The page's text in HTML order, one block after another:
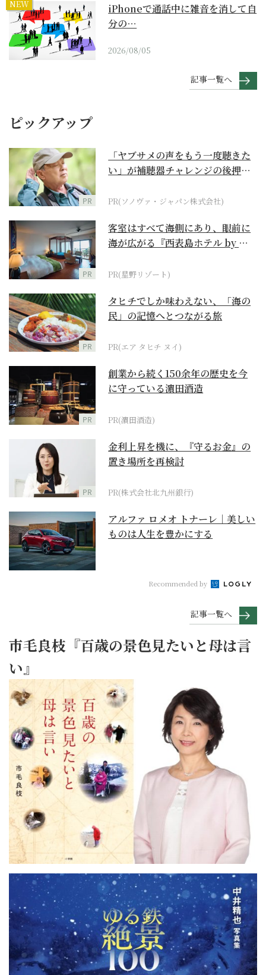
NEW
iPhoneで通話中に雑音を消して自
分の…
2026/08/05
記事一覧へ
ピックアップ
PR
「ヤブサメの声をもう一度聴きた
い」が補聴器チャレンジの後押し
PR(ソノヴァ・ジャパン株式会社)
PR
客室はすべて海側にあり、眼前に
海が広がる『西表島ホテル by 星
PR(星野リゾート)
PR
タヒチでしか味わえない、「海の
民」の記憶へとつながる旅
PR(エア タヒチ ヌイ)
PR
創業から続く150余年の歴史を今
に守っている濵田酒造
PR(濵田酒造)
PR
金利上昇を機に、『守るお金』の
置き場所を再検討
PR(株式会社北九州銀行)
アルファ ロメオ トナーレ｜美しい
ものは人生を豊かにする
Recommended by
記事一覧へ
市毛良枝『百歳の景色見たいと母は言
い』